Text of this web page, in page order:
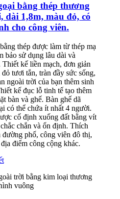
bằng thép thương
dài 1,8m, màu đỏ, có
cho công viên.
thép được làm từ thép mạ
bảo sử dụng lâu dài và
kế liền mạch, đơn giản
tươi tắn, tràn đầy sức sống,
ngoài trời của bạn thêm sinh
kế đục lỗ tinh tế tạo thêm
bàn và ghế. Bàn ghế dã
có thể chứa ít nhất 4 người.
cố định xuống đất bằng vít
chắn và ổn định. Thích
đường phố, công viên đô thị,
điểm công cộng khác.